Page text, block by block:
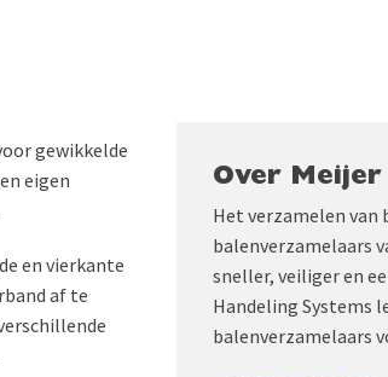
gewikkelde
eigen
en vierkante
af te
Over
Het verzamelen van
balenverzamelaars
sneller, veiliger en
Handeling Systems
balenverzamelaars